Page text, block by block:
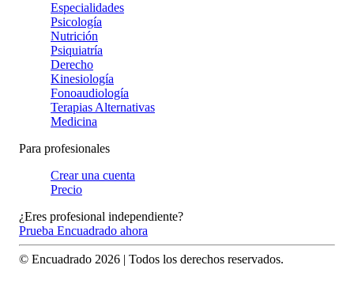
Especialidades
Psicología
Nutrición
Psiquiatría
Derecho
Kinesiología
Fonoaudiología
Terapias Alternativas
Medicina
Para profesionales
Crear una cuenta
Precio
¿Eres profesional independiente?
Prueba Encuadrado ahora
© Encuadrado 2026 | Todos los derechos reservados.